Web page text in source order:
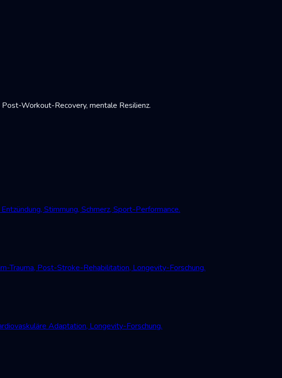
Workout-Recovery, mentale Resilienz.
Stimmung, Schmerz, Sport-Performance.
Trauma, Post-Stroke-Rehabilitation, Longevity-Forschung.
Adaptation, Longevity-Forschung.